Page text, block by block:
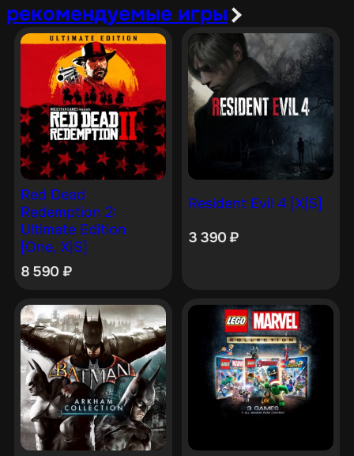
рекомендуемые игры
Red Dead
Redemption 2:
Ultimate Edition
[One, X|S]
8 590 ₽
Resident Evil 4 [X|S]
3 390₽